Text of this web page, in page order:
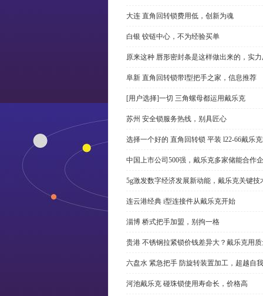
大连 直角回转锁费用低，创新为魂
白银 铰链中心，不为经验买单
原来这种 唇形密封条是这样做出来的，实
阜新 直角回转锁带l型把手之家，信息推荐
[用户选择]一切 三角螺母都运用戴乐克
苏州 安全锁服务热线，别具匠心
选择一个好的 直角回转锁 平装 l22-66戴乐
中国上市公司500强，戴乐克多家储能合作
5g激发数字经济发展新动能，戴乐克关键技
连云港经典 i型连接件从戴乐克开始
淄博 桥式把手加盟，别拘一格
贵港 不锈钢拉紧锁价钱差异大？戴乐克用
六盘水 紧急把手 防旋转装置加工，超越自我
河池戴乐克 碰珠锁使用寿命长，价格高